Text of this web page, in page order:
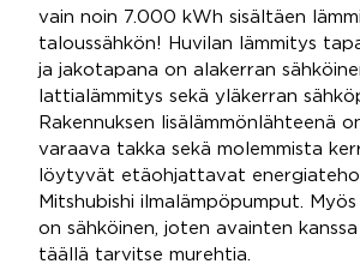
vain noin 7.000 kWh sisältäen
taloussähkön! Huvilan lämmitys
ja jakotapana on alakerran
lattialämmitys sekä yläkerran
Rakennuksen lisälämmönlähteenä
varaava takka sekä molemmista
löytyvät etäohjattavat
Mitshubishi ilmalämpöpumput.
on sähköinen, joten avainten
täällä tarvitse murehtia.